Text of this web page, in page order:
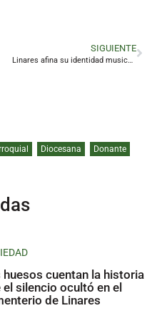
SIGUIENTE
Linares afina su identidad musical para 2026 con tres grandes citas
Diocesana
Donante
huesos cuentan la historia
el silencio ocultó en el
de Linares